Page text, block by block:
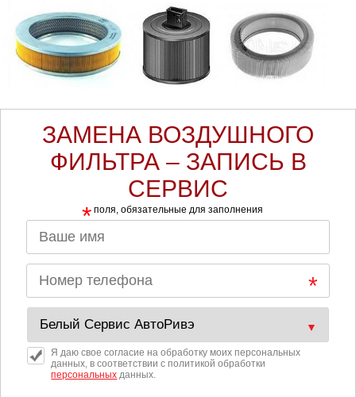
ЗАМЕНА ВОЗДУШНОГО
ФИЛЬТРА – ЗАПИСЬ В
СЕРВИС
* поля, обязательные для заполнения
Я даю свое согласие на обработку моих персональных
данных, в соответствии с политикой обработки
персональных данных.